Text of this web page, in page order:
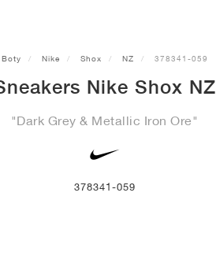
Boty Nike Shox NZ 378341-059
Nike Shox NZ
"Dark Grey & Metallic Iron Ore"
378341-059